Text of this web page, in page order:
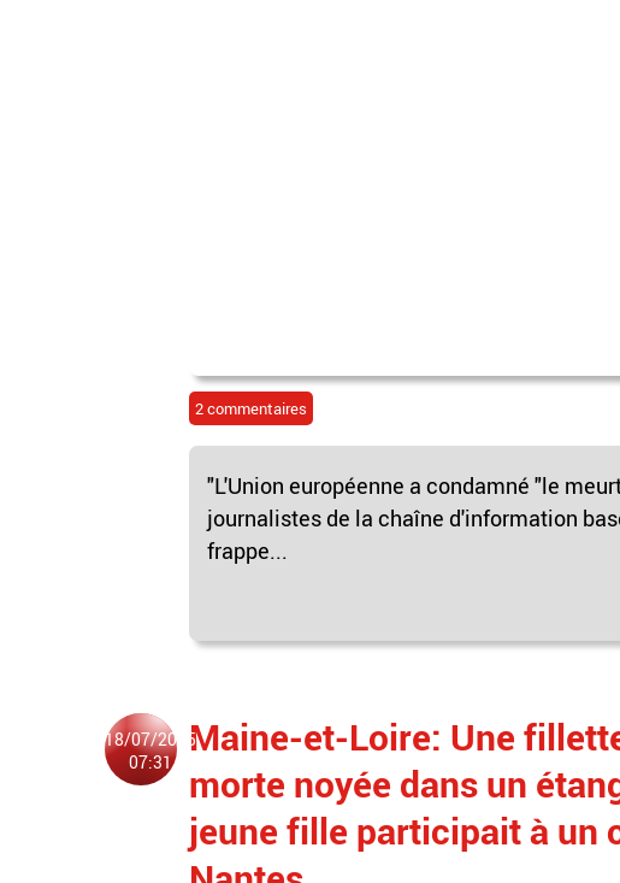
2 commentaires
"L'Union européenne a condamné "le
journalistes de la chaîne d'information
frappe...
18/07/2025
07:31
Maine-et-Loire: Une
morte noyée dans un
jeune fille participait à un